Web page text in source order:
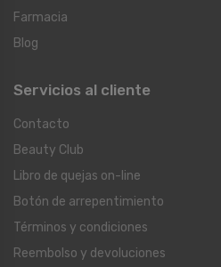
Farmacia
Blog
Servicios al cliente
Contacto
Beauty Club
Libro de quejas on-line
Botón de arrepentimiento
Términos y condiciones
Reembolso y devoluciones